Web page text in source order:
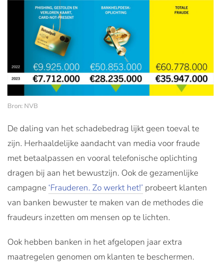
Bron: NVB
De daling van het schadebedrag lijkt geen toeval te
zijn. Herhaaldelijke aandacht van media voor fraude
met betaalpassen en vooral telefonische oplichting
dragen bij aan het bewustzijn. Ook de gezamenlijke
campagne ‘Frauderen. Zo werkt het!’ probeert klanten
van banken bewuster te maken van de methodes die
fraudeurs inzetten om mensen op te lichten.
Ook hebben banken in het afgelopen jaar extra
maatregelen genomen om klanten te beschermen.